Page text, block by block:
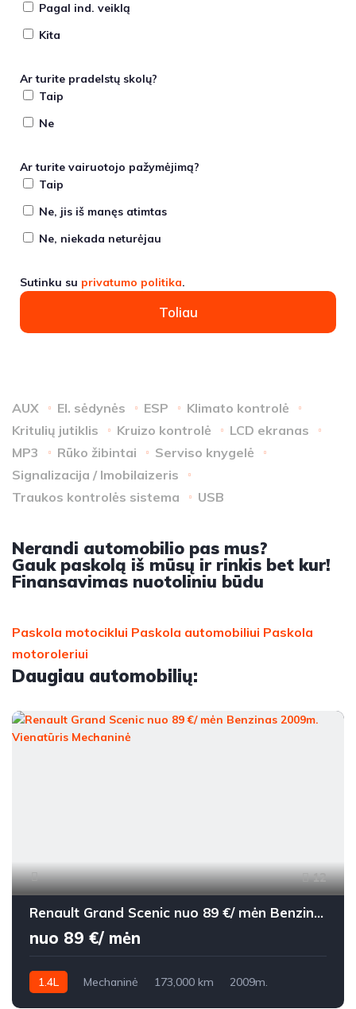
Pagal ind. veiklą
Kita
Ar turite pradelstų skolų?
Taip
Ne
Ar turite vairuotojo pažymėjimą?
Taip
Ne, jis iš manęs atimtas
Ne, niekada neturėjau
Sutinku su privatumo politika.
Toliau
AUX El. sėdynės ESP
Klimato kontrolė
Kritulių jutiklis
Kruizo kontrolė
LCD ekranas
MP3
Rūko žibintai
Serviso knygelė
Signalizacija / Imobilaizeris
Traukos kontrolės sistema
USB
Nerandi automobilio pas mus?
Gauk paskolą iš mūsų ir rinkis bet kur!
Finansavimas nuotoliniu būdu
Paskola motociklui Paskola automobiliui Paskola
motoroleriui
Daugiau automobilių:
12
Renault Grand Scenic nuo 89 €/ mėn Benzinas 2009m. Vienatūris Mechaninė
nuo 89 €/ mėn
1.4L Mechaninė 173,000 km 2009m.